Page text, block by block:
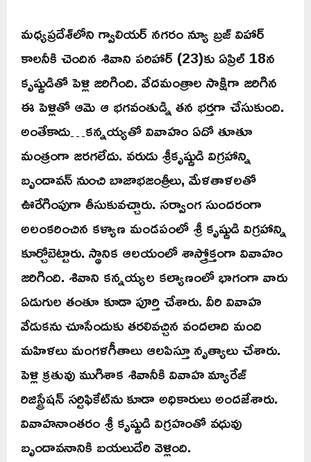
మధ్యప్రదేశ్‌లోని గ్వాలియర్‌ నగరం న్యూ బ్రజ్‌ విహార్‌
కాలనీకి చెందిన శివాని పరిహార్‌ (23)కు ఏప్రిల్ 18న
కృష్ణుడితో పెళ్లి జరిగింది. వేదమంత్రాల సాక్షిగా జరిగిన
ఈ పెళ్లితో ఆమె ఆ భగవంతుడ్ని తన భర్తగా చేసుకుంది.
అంతేకాదు…కన్నయ్యతో వివాహం ఏదో తూతూ
మంత్రంగా జరగలేదు. వరుడు శ్రీకృష్ణుడి విగ్రహాన్ని
బృందావన్‌ నుంచి బాజాభజంత్రీలు, మేళతాళలతో
ఊరేగింపుగా తీసుకువచ్చారు. సర్వాంగ సుందరంగా
అలంకరించిన కళ్యాణ మండపంలో శ్రీ కృష్ణుడి విగ్రహాన్ని
కూర్చోబెట్టారు. స్థానిక ఆలయంలో శాస్త్రోక్తంగా వివాహం
జరిగింది. శివాని కన్నయ్యల కల్యాణంలో భాగంగా వారు
ఏడుగుల తంతూ కూడా పూర్తి చేశారు. వీరి వివాహ
వేడుకను చూసేందుకు తరలివచ్చిన వందలాది మంది
మహిళలు మంగళగీతాలు ఆలపిస్తూ నృత్యాలు చేశారు.
పెళ్లి క్రతువు ముగిశాక శివానీకి వివాహ మ్యారేజ్
రిజిస్ట్రేషన్ సర్టిఫికేట్‌ను కూడా అధికారులు అందజేశారు.
వివాహనాంతరం శ్రీ కృష్ణుడి విగ్రహంతో వధువు
బృందావనానికి బయలుదేరి వెళ్లింది.